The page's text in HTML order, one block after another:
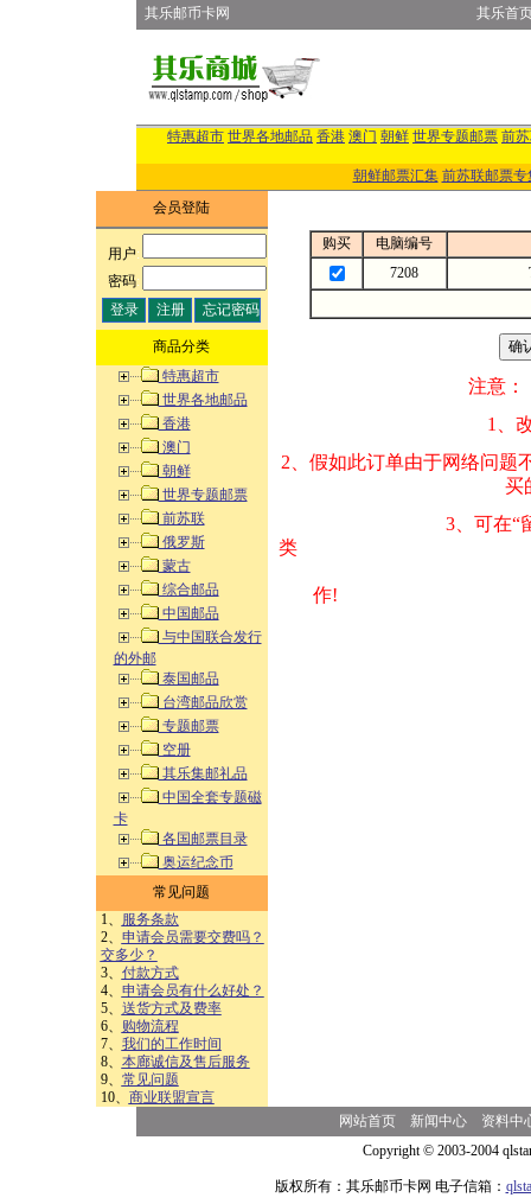
其乐邮币卡网 其乐首
特惠超市 世界各地邮品 香港 澳门 朝鲜 世界专题邮票 前
朝鲜邮票汇集 前苏联邮票专
会员登陆
用户:
密码:
商品分类
特惠超市
世界各地邮品
香港
澳门
朝鲜
世界专题邮票
前苏联
俄罗斯
蒙古
综合邮品
中国邮品
与中国联合发行
的外邮
泰国邮品
台湾邮品欣赏
专题邮票
空册
其乐集邮礼品
中国全套专题磁
卡
各国邮票目录
奥运纪念币
常见问题
1、
服务条款
2、 申请会员需要交费吗？
交多少？
3、 付款方式
4、 申请会员有什么好处？
5、 送货方式及费率
6、
购物流程
7、 我们的工作时间
8、 本廊诚信及售后服务
9、 常见问题
10、 商业联盟宣言
购买
电脑编号
7208
注意：
1、改变商品数量
2、假如此订单由
买的邮品的“
3、可在“
类 方式告之
作!
网站首页 新闻中心
资料中
Copyright © 2003-2004
版权所有：其乐邮币卡网 电子信箱：